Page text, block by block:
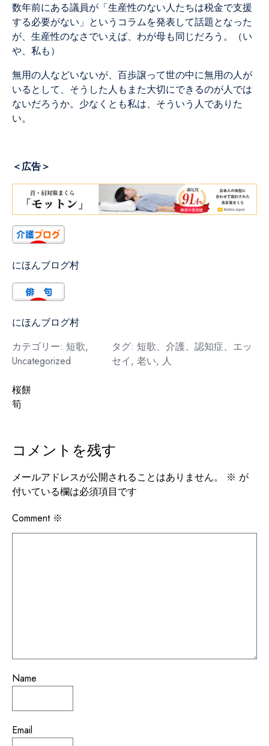
数年前にある議員が「生産性のない人たちは税金で支援
する必要がない」というコラムを発表して話題となった
が、生産性のなさでいえば、わが母も同じだろう。（い
や、私も）
無用の人などいないが、百歩譲って世の中に無用の人が
いるとして、そうした人もまた大切にできるのが人では
ないだろうか。少なくとも私は、そういう人でありた
い。
＜広告＞
にほんブログ村
にほんブログ村
カテゴリー: 短歌,
Uncategorized
タグ:短歌、介護、認知症、エッ
セイ,老い, 人
投
稿
ビ
ゲ
ー
シ
桜餅
筍
コメントを残す
メールアドレスが公開されることはありません。 ※ が
付いている欄は必須項目です
Comment ※
Name
Email